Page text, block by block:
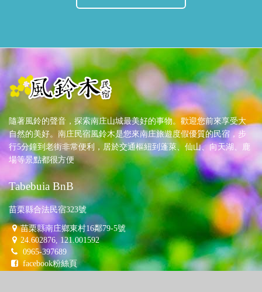
隨著風鈴的聲音，探索南庄山城最美好的事物。歡迎您前來享受大
自然的美好。南庄民宿風鈴木是您來南庄旅遊度假優質的民宿，步
行5分鐘到老街非常便利，居於交通樞紐到蓬萊、仙山、向天湖、鹿
場等景點都很方便
Tabebuia BnB
苗栗縣合法民宿323號
苗栗縣南庄鄉東村16鄰79-5號
24.602876, 121.001592
0965-397689
facebook粉絲頁